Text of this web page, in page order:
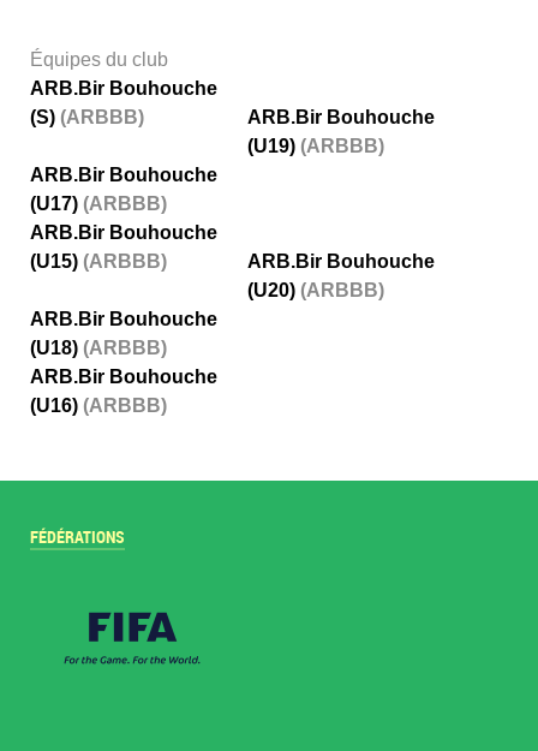
Équipes du club
ARB.Bir Bouhouche
(S) (ARBBB)
ARB.Bir Bouhouche
(U19) (ARBBB)
ARB.Bir Bouhouche
(U17) (ARBBB)
ARB.Bir Bouhouche
(U15) (ARBBB)
ARB.Bir Bouhouche
(U20) (ARBBB)
ARB.Bir Bouhouche
(U18) (ARBBB)
ARB.Bir Bouhouche
(U16) (ARBBB)
FÉDÉRATIONS